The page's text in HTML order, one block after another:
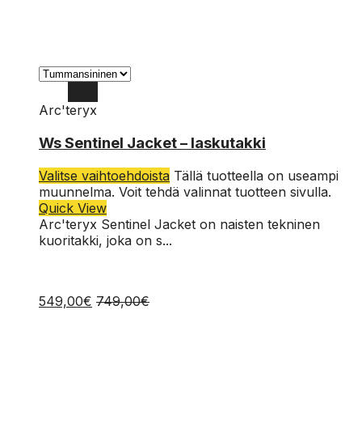
L
S
Arc'teryx
Ws Sentinel Jacket – laskutakki
Valitse vaihtoehdoista Tällä tuotteella on useampi
muunnelma. Voit tehdä valinnat tuotteen sivulla.
Quick View
Arc'teryx Sentinel Jacket on naisten tekninen
kuoritakki, joka on s...
549,00€ 749,00€